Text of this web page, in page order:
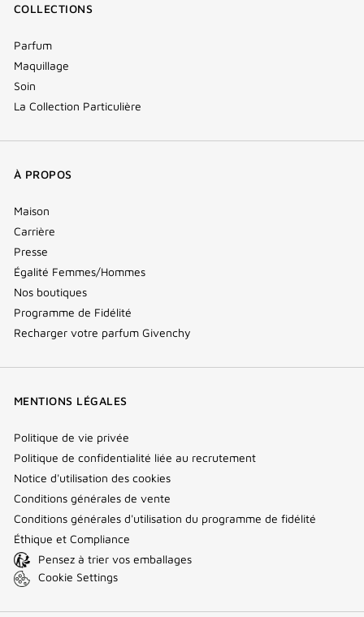
COLLECTIONS
Parfum
Maquillage
Soin
La Collection Particulière
À PROPOS
Maison
Carrière
Presse
Égalité Femmes/Hommes
Nos boutiques
Programme de Fidélité
Recharger votre parfum Givenchy
MENTIONS LÉGALES
Politique de vie privée
Politique de confidentialité liée au recrutement
Notice d'utilisation des cookies
Conditions générales de vente
Conditions générales d'utilisation du programme de fidélité
Éthique et Compliance
Pensez à trier vos emballages
Cookie Settings